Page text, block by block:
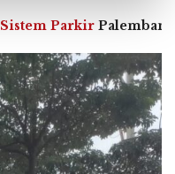
Sistem Parkir